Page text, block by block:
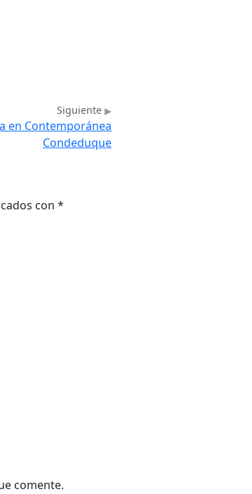
Siguiente
en Contemporánea
Condeduque
con *
comente.